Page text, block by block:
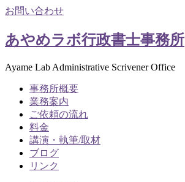
お問い合わせ
あやめラボ行政書士事務所
Ayame Lab Administrative Scrivener Office
事務所概要
業務案内
ご依頼の流れ
料金
講演・執筆/取材
ブログ
リンク